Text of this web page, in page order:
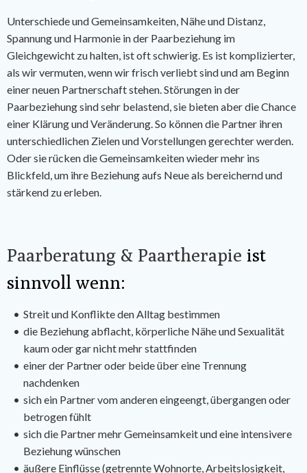
Unterschiede und Gemeinsamkeiten, Nähe und Distanz,
Spannung und Harmonie in der Paarbeziehung im
Gleichgewicht zu halten, ist oft schwierig. Es ist komplizierter,
als wir vermuten, wenn wir frisch verliebt sind und am Beginn
einer neuen Partnerschaft stehen. Störungen in der
Paarbeziehung sind sehr belastend, sie bieten aber die Chance
einer Klärung und Veränderung. So können die Partner ihren
unterschiedlichen Zielen und Vorstellungen gerechter werden.
Oder sie rücken die Gemeinsamkeiten wieder mehr ins
Blickfeld, um ihre Beziehung aufs Neue als bereichernd und
stärkend zu erleben.
Paarberatung & Paartherapie ist
sinnvoll wenn:
Streit und Konflikte den Alltag bestimmen
die Beziehung abflacht, körperliche Nähe und Sexualität
kaum oder gar nicht mehr stattfinden
einer der Partner oder beide über eine Trennung
nachdenken
sich ein Partner vom anderen eingeengt, übergangen oder
betrogen fühlt
sich die Partner mehr Gemeinsamkeit und eine intensivere
Beziehung wünschen
äußere Einflüsse (getrennte Wohnorte, Arbeitslosigkeit,